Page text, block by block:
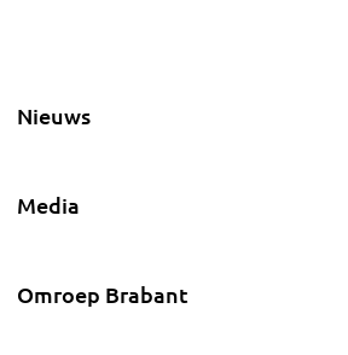
Nieuws
Media
Omroep Brabant